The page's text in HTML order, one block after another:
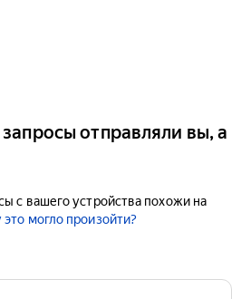
отправляли вы, а
с вашего устройства похожи на
могло произойти?